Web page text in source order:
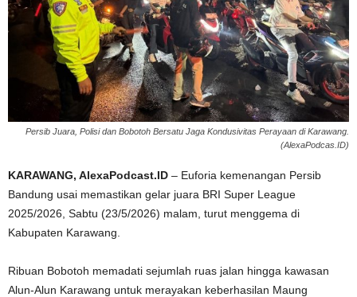
Persib Juara, Polisi dan Bobotoh Bersatu Jaga Kondusivitas Perayaan di Karawang.
(AlexaPodcas.ID)
KARAWANG, AlexaPodcast.ID – Euforia kemenangan Persib
Bandung usai memastikan gelar juara BRI Super League
2025/2026, Sabtu (23/5/2026) malam, turut menggema di
Kabupaten Karawang.
Ribuan Bobotoh memadati sejumlah ruas jalan hingga kawasan
Alun-Alun Karawang untuk merayakan keberhasilan Maung